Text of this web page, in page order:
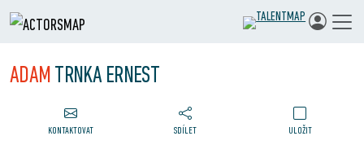
ADAMTRNKA ERNEST
KONTAKTOVAT SDÍLET ULOŽIT